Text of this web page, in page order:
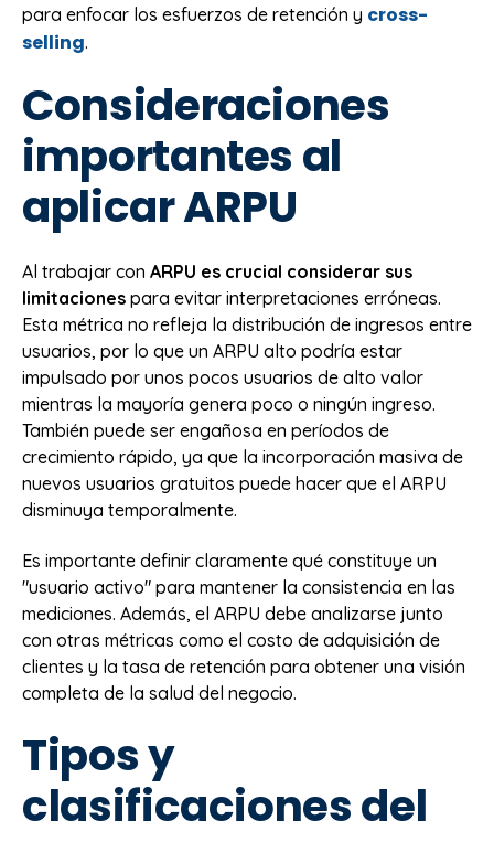
para enfocar los esfuerzos de retención y cross-
selling.
Consideraciones
importantes al
aplicar ARPU
Al trabajar con ARPU es crucial considerar sus
limitaciones para evitar interpretaciones erróneas.
Esta métrica no refleja la distribución de ingresos entre
usuarios, por lo que un ARPU alto podría estar
impulsado por unos pocos usuarios de alto valor
mientras la mayoría genera poco o ningún ingreso.
También puede ser engañosa en períodos de
crecimiento rápido, ya que la incorporación masiva de
nuevos usuarios gratuitos puede hacer que el ARPU
disminuya temporalmente.
Es importante definir claramente qué constituye un
"usuario activo" para mantener la consistencia en las
mediciones. Además, el ARPU debe analizarse junto
con otras métricas como el costo de adquisición de
clientes y la tasa de retención para obtener una visión
completa de la salud del negocio.
Tipos y
clasificaciones del